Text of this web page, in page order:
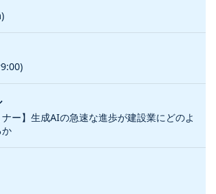
ナー】生成AIの急速な進歩が建設業にどのよ
か